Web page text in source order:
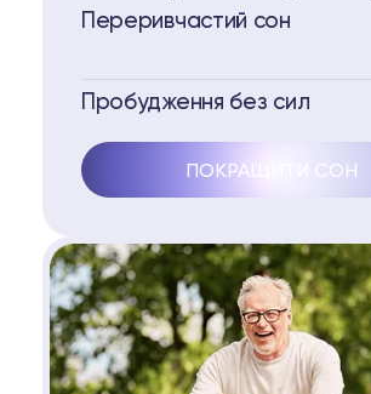
Переривчастий сон
Пробудження без сил
ПОКРАЩИТИ СОН